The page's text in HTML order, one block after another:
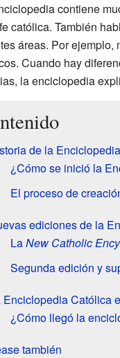
contiene
católica. También
áreas. Por ejemplo,
Cuando hay
la enciclopedia
de la
¿Cómo se inició la
El proceso de
ediciones de la
LaNew Catholic
Segunda edición y
Enciclopedia Católica
¿Cómo llegó la
también